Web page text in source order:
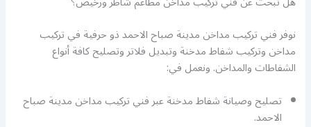
نوفر فني تركيب مداخن مدينة صباح الاحمد ذو حرفية في تركيب
مداخن وتركيب شفاط مدخنة وتبديل فلاتر وتصليح كافة أنواع
الشفاطات والمداخن. ونعمل في:
تصليح وصيانة شفاط مدخنة عبر فني تركيب مداخن مدينة صباح
الاحمد.